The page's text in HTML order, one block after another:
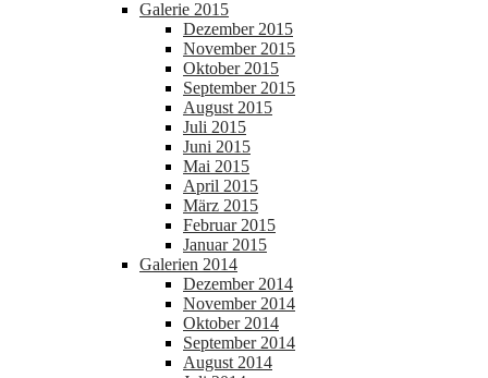
Galerie 2015
Dezember 2015
November 2015
Oktober 2015
September 2015
August 2015
Juli 2015
Juni 2015
Mai 2015
April 2015
März 2015
Februar 2015
Januar 2015
Galerien 2014
Dezember 2014
November 2014
Oktober 2014
September 2014
August 2014